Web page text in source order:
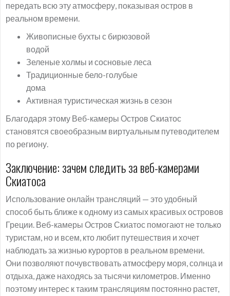
передать всю эту атмосферу, показывая остров в
реальном времени.
Живописные бухты с бирюзовой
водой
Зеленые холмы и сосновые леса
Традиционные бело-голубые
дома
Активная туристическая жизнь в сезон
Благодаря этому Веб-камеры Остров Скиатос
становятся своеобразным виртуальным путеводителем
по региону.
Заключение: зачем следить за веб-камерами
Скиатоса
Использование онлайн трансляций — это удобный
способ быть ближе к одному из самых красивых островов
Греции. Веб-камеры Остров Скиатос помогают не только
туристам, но и всем, кто любит путешествия и хочет
наблюдать за жизнью курортов в реальном времени.
Они позволяют почувствовать атмосферу моря, солнца и
отдыха, даже находясь за тысячи километров. Именно
поэтому интерес к таким трансляциям постоянно растет,